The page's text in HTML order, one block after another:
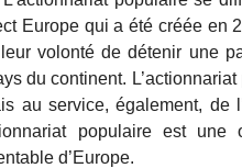
Europe qui a été créée en
volonté de détenir une
du continent.
au service, également, de
populaire est une
d’Europe.